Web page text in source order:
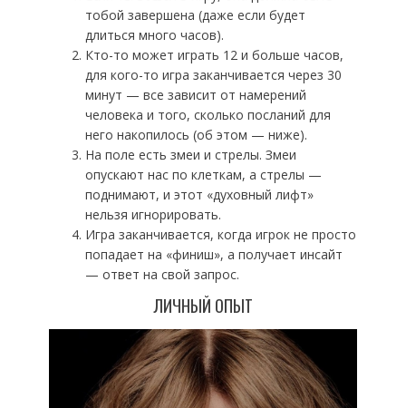
тобой завершена (даже если будет
длиться много часов).
Кто-то может играть 12 и больше часов,
для кого-то игра заканчивается через 30
минут — все зависит от намерений
человека и того, сколько посланий для
него накопилось (об этом — ниже).
На поле есть змеи и стрелы. Змеи
опускают нас по клеткам, а стрелы —
поднимают, и этот «духовный лифт»
нельзя игнорировать.
Игра заканчивается, когда игрок не просто
попадает на «финиш», а получает инсайт
— ответ на свой запрос.
ЛИЧНЫЙ ОПЫТ